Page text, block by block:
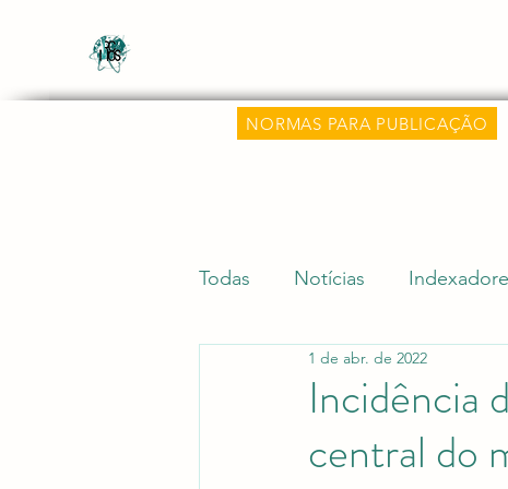
NORMAS PARA PUBLICAÇÃO
Todas Notícias
Dicas Acadêmicas
Editora Aluz e Premiações
Incidência
central do
1 de abr. de 2022